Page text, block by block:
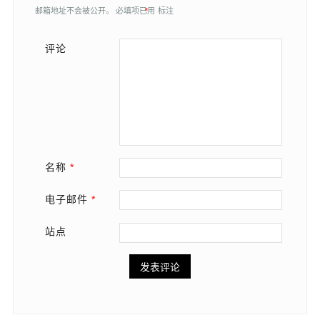
邮箱地址不会被公开。 必填项已用
* 标注
评论
名称 *
电子邮件 *
站点